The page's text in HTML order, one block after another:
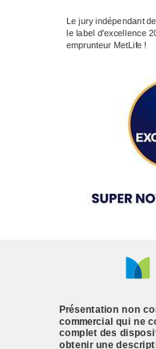
Présentation non
commercial qui ne
complet des
obtenir une
Le jury indépendant
le label d'excellence
emprunteur MetLife !